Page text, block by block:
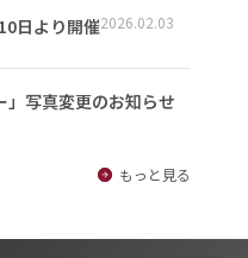
日より開催2026.02.03
」写真変更のお知らせ
もっと見る